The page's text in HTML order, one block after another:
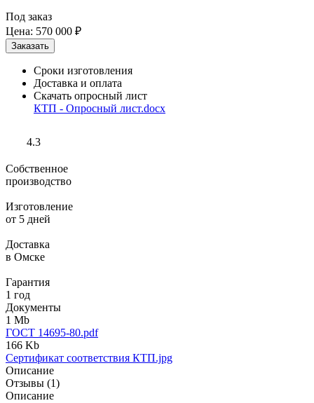
Под заказ
Цена: 570 000 ₽
Сроки изготовления
Доставка и оплата
Скачать опросный лист
КТП - Опросный лист.docx
4.3
Собственное
производство
Изготовление
от 5 дней
Доставка
в Омске
Гарантия
1 год
Документы
1 Mb
ГОСТ 14695-80.pdf
166 Kb
Сертификат соответствия КТП.jpg
Описание
Отзывы (1)
Описание